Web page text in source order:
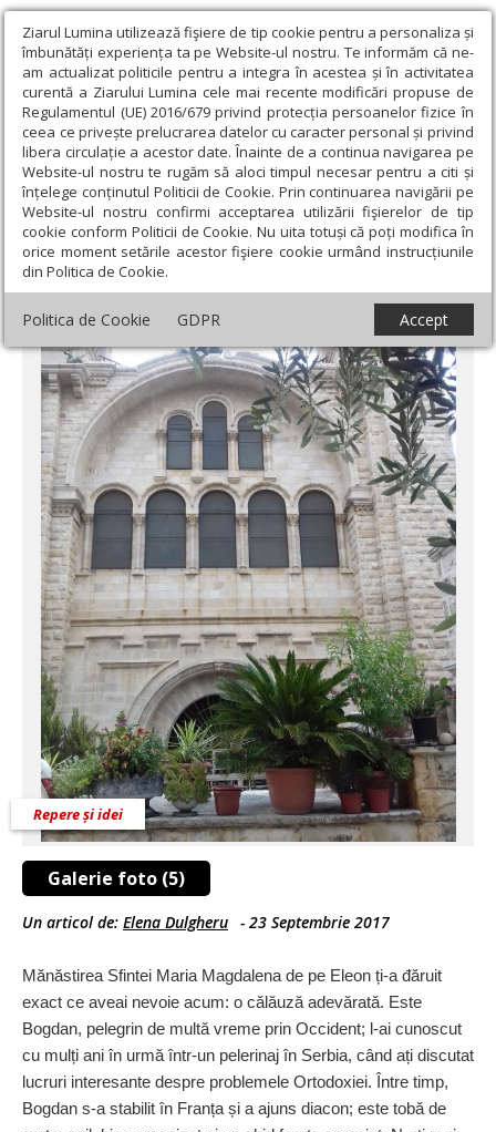
Ziarul Lumina utilizează fişiere de tip cookie pentru a personaliza și
îmbunătăți experiența ta pe Website-ul nostru. Te informăm că ne-
am actualizat politicile pentru a integra în acestea și în activitatea
curentă a Ziarului Lumina cele mai recente modificări propuse de
Regulamentul (UE) 2016/679 privind protecția persoanelor fizice în
ceea ce privește prelucrarea datelor cu caracter personal și privind
libera circulație a acestor date. Înainte de a continua navigarea pe
Website-ul nostru te rugăm să aloci timpul necesar pentru a citi și
înțelege conținutul Politicii de Cookie. Prin continuarea navigării pe
Website-ul nostru confirmi acceptarea utilizării fişierelor de tip
cookie conform Politicii de Cookie. Nu uita totuși că poți modifica în
orice moment setările acestor fişiere cookie urmând instrucțiunile
din Politica de Cookie.
Politica de Cookie GDPR Accept
Ziarul Lumina › Opinii › Repere și idei › Ierusalimul - note de
pelerinaj (V)
Ierusalimul - note de pelerinaj (V)
Galerie foto (5)
Repere și idei
Un articol de: Elena Dulgheru - 23 Septembrie 2017
Mănăstirea Sfintei Maria Magdalena de pe Eleon ți-a đăruit
exact ce aveai nevoie acum: o călăuză adevărată. Este
Bogdan, pelegrin de multă vreme prin Occident; l-ai cunoscut
cu mulți ani în urmă într-un pelerinaj în Serbia, când ați discutat
lucruri interesante despre problemele Ortodoxiei. Între timp,
Bogdan s-a stabilit în Franța și a ajuns diacon; este tobă de